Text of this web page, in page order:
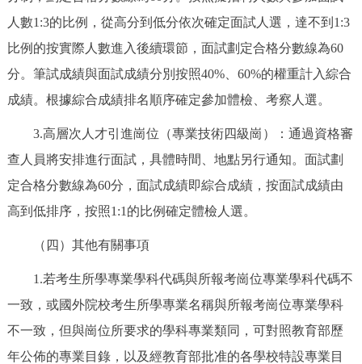
人數1:3的比例，從高分到低分依次確定面試人選，達不到1:3
比例的按實際人數進入後續環節，面試劃定合格分數線為60
分。筆試成績與面試成績分別按照40%、60%的權重計入綜合
成績。根據綜合成績排名順序確定參加體檢、考察人選。
3.高層次人才引進崗位（專業技術四級崗）：通過資格審
查人員將安排進行面試，具體時間、地點另行通知。面試劃
定合格分數線為60分，面試成績即綜合成績，按面試成績由
高到低排序，按照1:1的比例確定體檢人選。
（四）其他有關事項
1.若考生所學專業學科代碼與所報考崗位專業學科代碼不
一致，或國外院校考生所學專業名稱與所報考崗位專業學科
不一致，但與崗位所要求的學科專業類同，可對照教育部歷
年公佈的專業目錄，以及經教育部批准的各學校特設專業目